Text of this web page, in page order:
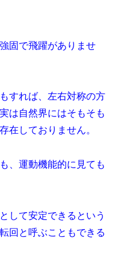
固で飛躍がありませ
すれば、左右対称の方
は自然界にはそもそも
在しておりません。
、運動機能的に見ても
して安定できるという
回と呼ぶこともできる